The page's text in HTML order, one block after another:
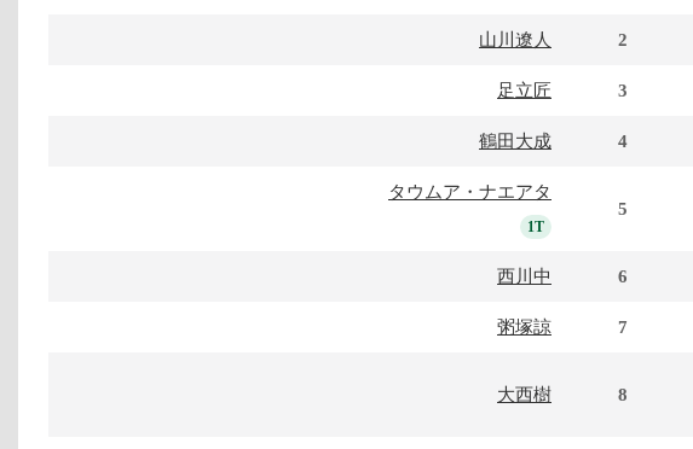
山川遼人 2
足立匠 3
鶴田大成 4
タウムア・ナエアタ
1T
5
西川中 6
粥塚諒 7
大西樹 8